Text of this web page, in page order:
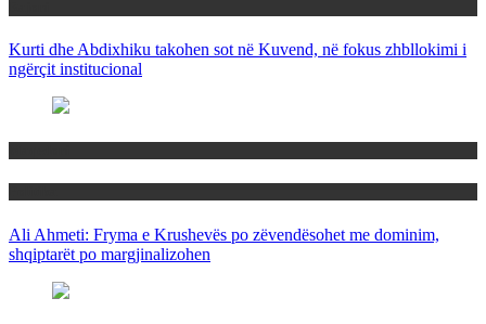
Kurti dhe Abdixhiku takohen sot në Kuvend, në fokus zhbllokimi i
ngërçit institucional
Ali Ahmeti: Fryma e Krushevës po zëvendësohet me dominim,
shqiptarët po margjinalizohen